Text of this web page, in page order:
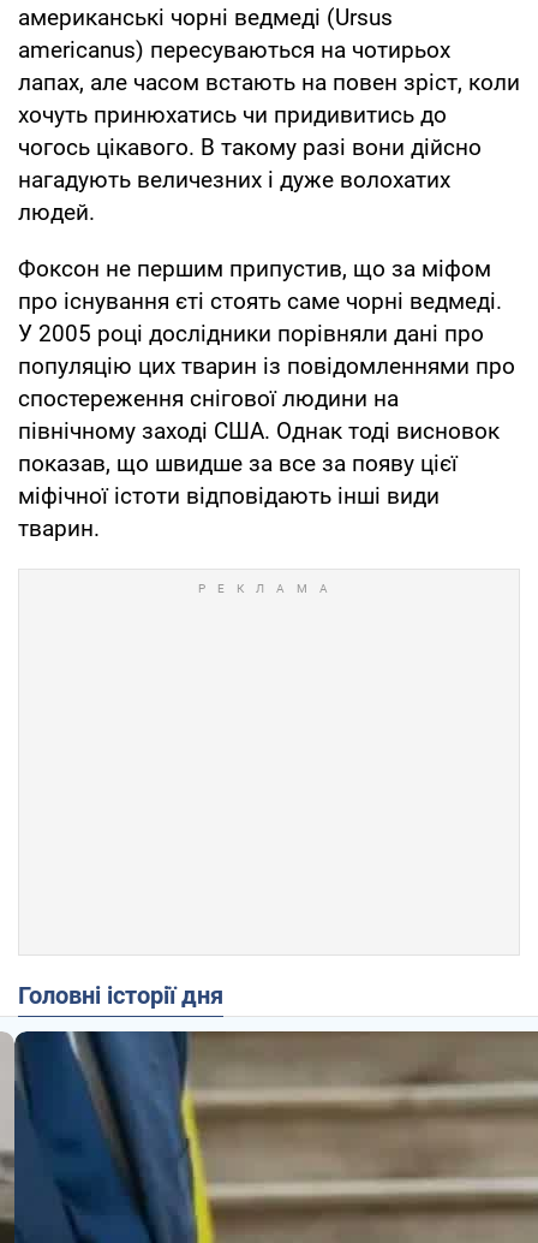
американські чорні ведмеді (Ursus
americanus) пересуваються на чотирьох
лапах, але часом встають на повен зріст, коли
хочуть принюхатись чи придивитись до
чогось цікавого. В такому разі вони дійсно
нагадують величезних і дуже волохатих
людей.
Фоксон не першим припустив, що за міфом
про існування єті стоять саме чорні ведмеді.
У 2005 році дослідники порівняли дані про
популяцію цих тварин із повідомленнями про
спостереження снігової людини на
північному заході США. Однак тоді висновок
показав, що швидше за все за появу цієї
міфічної істоти відповідають інші види
тварин.
Головні історії дня